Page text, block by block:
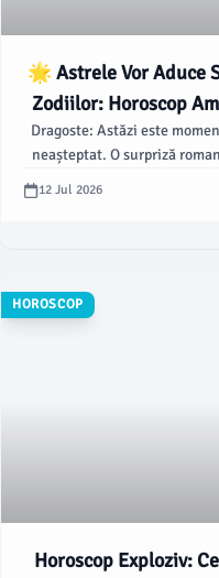
🌟 Astrele Vor Aduce
Zodiilor: Horoscop
Dragoste: Astăzi este
neașteptat. O surpriză
12 Jul 2026
HOROSCOP
Horoscop Exploziv: